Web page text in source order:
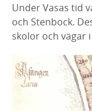
Under Vasas tid
och Stenbock.
skolor och vägar